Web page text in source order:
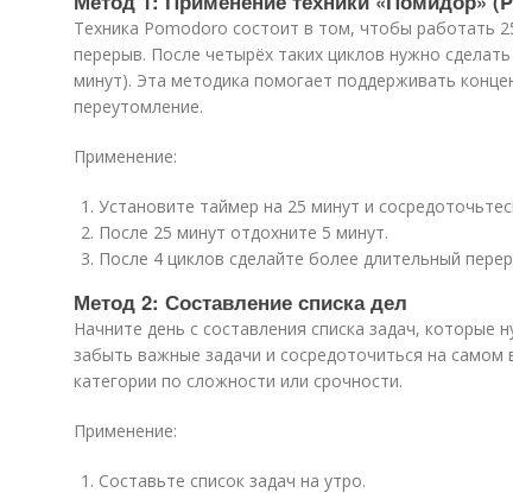
Техника Pomodoro состоит в том, чтобы работать
перерыв. После четырёх таких циклов нужно
минут). Эта методика помогает поддерживать
переутомление.
Применение:
Установите таймер на 25 минут и
После 25 минут отдохните 5 минут.
После 4 циклов сделайте более длительный
Метод 2: Составление списка дел
Начните день с составления списка задач,
забыть важные задачи и сосредоточиться на самом
категории по сложности или срочности.
Применение:
Составьте список задач на утро.